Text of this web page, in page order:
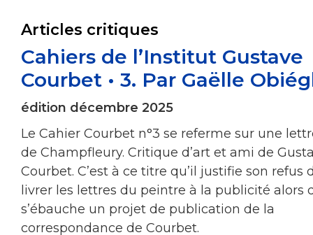
Articles critiques
Cahiers de l’Institut Gustave
Courbet • 3. Par Gaëlle
édition décembre 2025
Le Cahier Courbet n°3 se referme sur une
de Champfleury. Critique d’art et ami de
Courbet. C’est à ce titre qu’il justifie son refus
livrer les lettres du peintre à la publicité alors
s’ébauche un projet de publication de la
correspondance de Courbet.